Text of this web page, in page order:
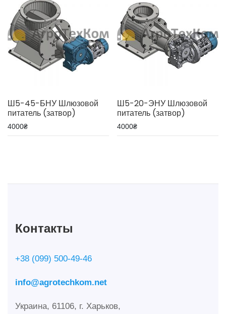
Ш5-45-БНУ Шлюзовой
питатель (затвор)
4000₴
Ш5-20-ЭНУ Шлюзовой
питатель (затвор)
4000₴
Контакты
+38 (099) 500-49-46
info@agrotechkom.net
Украина, 61106, г. Харьков,